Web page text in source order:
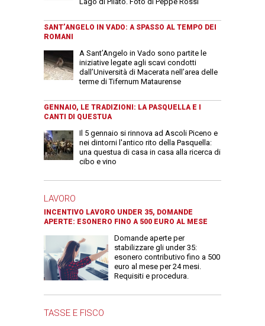
SANT’ANGELO IN VADO: A SPASSO AL TEMPO DEI
ROMANI
A Sant’Angelo in Vado sono partite le
iniziative legate agli scavi condotti
dall’Università di Macerata nell’area delle
terme di Tifernum Mataurense
GENNAIO, LE TRADIZIONI: LA PASQUELLA E I
CANTI DI QUESTUA
Il 5 gennaio si rinnova ad Ascoli Piceno e
nei dintorni l'antico rito della Pasquella:
una questua di casa in casa alla ricerca di
cibo e vino
LAVORO
INCENTIVO LAVORO UNDER 35, DOMANDE
APERTE: ESONERO FINO A 500 EURO AL MESE
Domande aperte per
stabilizzare gli under 35:
esonero contributivo fino a 500
euro al mese per 24 mesi.
Requisiti e procedura.
TASSE E FISCO